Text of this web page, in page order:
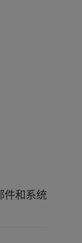
件和系统